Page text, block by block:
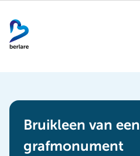
en
naar
Bruikleen van een
grafmonument